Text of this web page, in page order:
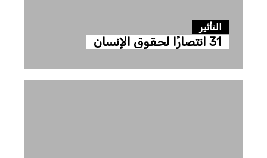
التأثير
31 انتصارًا لحقوق الإنسان